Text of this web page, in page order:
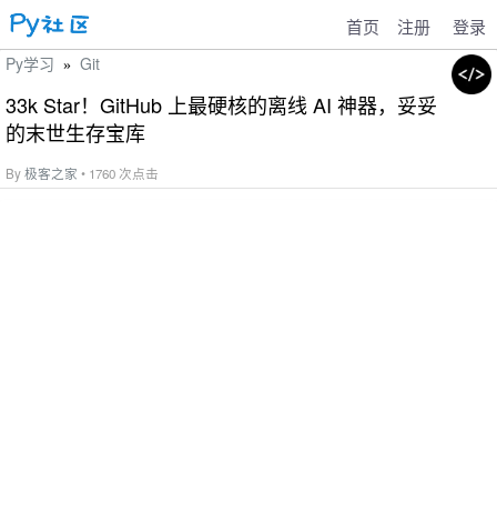
首页 注册 登录
Py学习 » Git
33k Star！GitHub 上最硬核的离线 AI 神器，妥妥
的末世生存宝库
By极客之家 • 1760 次点击